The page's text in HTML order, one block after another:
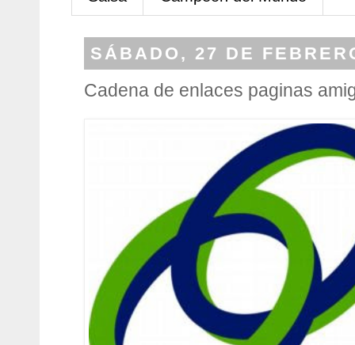
SÁBADO, 27 DE
Cadena de enlaces paginas